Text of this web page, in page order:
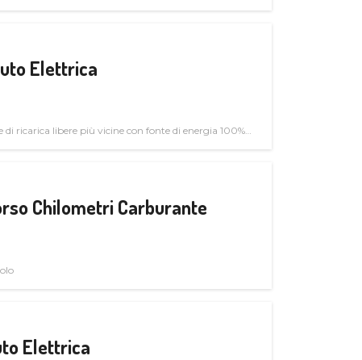
Elettrica
ricarica libere più vicine con fonte di energia 100%
Chilometri Carburante
Elettrica